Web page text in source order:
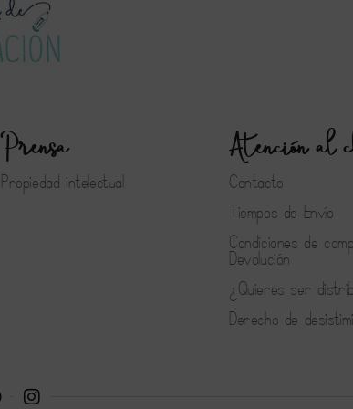
Prensa
Propiedad intelectual
Atención al
Contacto
Tiempos de Envío
Condiciones de
Devolución
¿Quieres ser
Derecho de